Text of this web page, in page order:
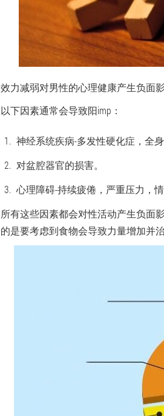
效力减弱对男性的心理健康产生负面
以下因素通常会导致阳imp：
神经系统疾病-多发性硬化症，全
对盆腔器官的损害。
心理障碍-持续疲倦，严重压力，情
所有这些因素都会对性活动产生负面
的是要考虑到食物会导致力量增加并